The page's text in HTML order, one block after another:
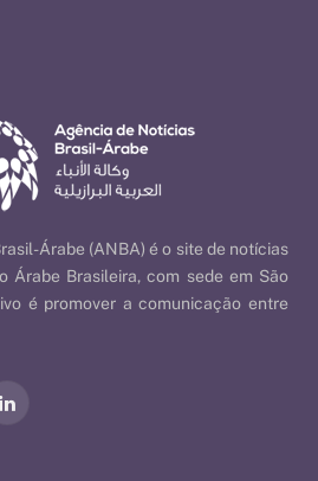
Árabe (ANBA) é o site de notícias
Árabe Brasileira, com sede em São
é promover a comunicação entre
LinkedIn